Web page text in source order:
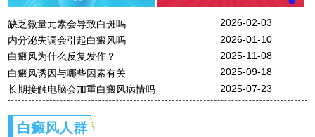
缺乏微量元素会导致白斑吗
2026-02-03
内分泌失调会引起白癜风吗
2026-01-10
白癜风为什么反复发作？
2025-11-08
白癜风诱因与哪些因素有关
2025-09-18
长期接触电脑会加重白癜风病情吗
2025-07-23
白癜风人群